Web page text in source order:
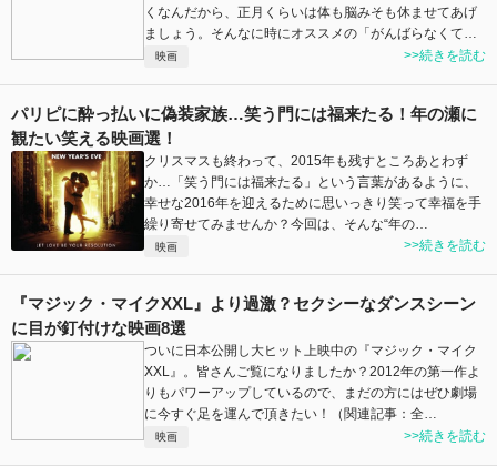
くなんだから、正月くらいは体も脳みそも休ませてあげ
ましょう。そんなに時にオススメの「がんばらなくて…
映画 >>続きを読む
パリピに酔っ払いに偽装家族…笑う門には福来たる！年の瀬に
観たい笑える映画選！
クリスマスも終わって、2015年も残すところあとわず
か…「笑う門には福来たる」という言葉があるように、
幸せな2016年を迎えるために思いっきり笑って幸福を手
繰り寄せてみませんか？今回は、そんな“年の…
映画 >>続きを読む
『マジック・マイクXXL』より過激？セクシーなダンスシーン
に目が釘付けな映画8選
ついに日本公開し大ヒット上映中の『マジック・マイク
XXL』。皆さんご覧になりましたか？2012年の第一作よ
りもパワーアップしているので、まだの方にはぜひ劇場
に今すぐ足を運んで頂きたい！（関連記事：全…
映画 >>続きを読む